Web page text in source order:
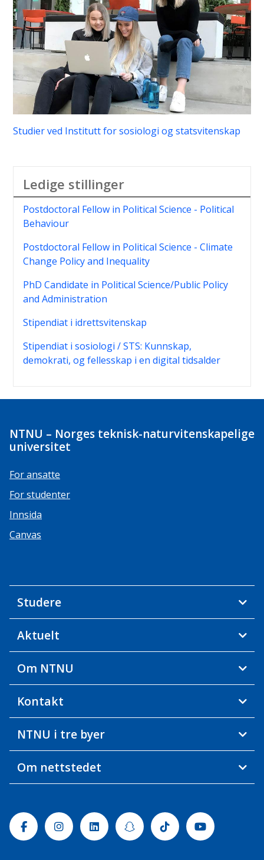
Studier ved Institutt for sosiologi og statsvitenskap
Ledige stillinger
Postdoctoral Fellow in Political Science - Political
Behaviour
Postdoctoral Fellow in Political Science - Climate
Change Policy and Inequality
PhD Candidate in Political Science/Public Policy
and Administration
Stipendiat i idrettsvitenskap
Stipendiat i sosiologi / STS: Kunnskap,
demokrati, og fellesskap i en digital tidsalder
NTNU – Norges teknisk-naturvitenskapelige
universitet
For ansatte
For studenter
Innsida
Canvas
Studere
Aktuelt
Om NTNU
Kontakt
NTNU i tre byer
Om nettstedet
FacebookInstagramLinkedinSnapchatTiktok Youtube